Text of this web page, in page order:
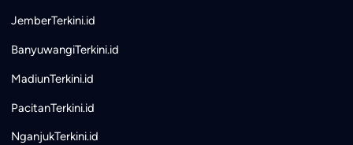
JemberTerkini.id
BanyuwangiTerkini.id
MadiunTerkini.id
PacitanTerkini.id
NganjukTerkini.id